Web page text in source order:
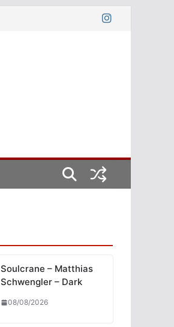
Soulcrane – Matthias
Schwengler – Dark
08/08/2026